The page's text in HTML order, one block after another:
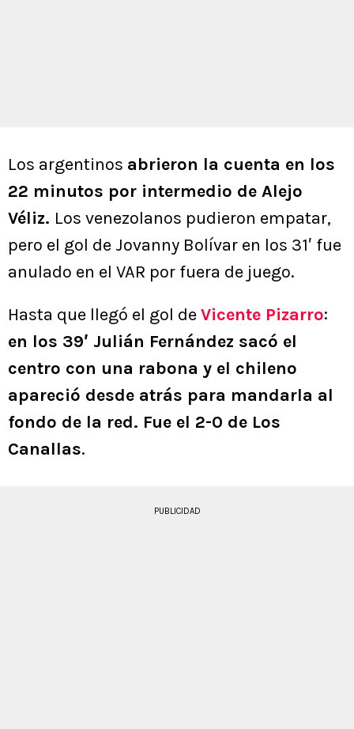
Los argentinos abrieron la cuenta en los
22 minutos por intermedio de Alejo
Véliz. Los venezolanos pudieron empatar,
pero el gol de Jovanny Bolívar en los 31′ fue
anulado en el VAR por fuera de juego.
Hasta que llegó el gol deVicente Pizarro:
en los 39′ Julián Fernández sacó el
centro con una rabona y el chileno
apareció desde atrás para mandarla al
fondo de la red. Fue el 2-0 de Los
Canallas.
PUBLICIDAD